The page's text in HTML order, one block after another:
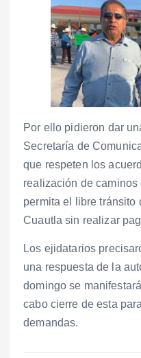
Por ello pidieron dar
Secretaría de
que respeten los
realización de
permita el libre tránsito
Cuautla sin realizar
Los ejidatarios
una respuesta de la
domingo se
cabo cierre de esta
demandas.